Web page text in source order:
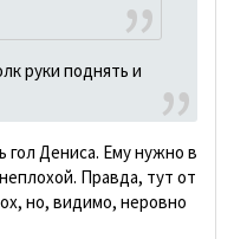
руки поднять и
гол Дениса. Ему нужно в
Правда, тут от
но, видимо, неровно